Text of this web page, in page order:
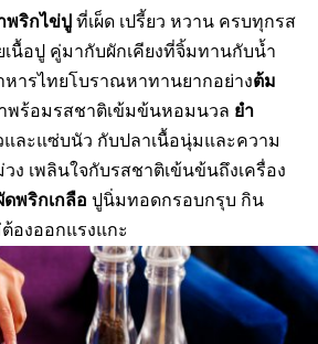
พริกไข่ปูที่เผ็ด เปรี้ยว หวาน ครบทุกรส
เนื้อปู คู่มากับผักเคียงที่จิ้มทานกับน้ำ
ารไทยโบราณหาทานยากอย่างต้ม
พร้อมรสชาติเข้มข้นหอมนวล ยำ
และแซ่บนัว กับปลาเนื้อนุ่มและความ
ง เพลินใจกับรสชาติเข้นข้นถึงเครื่อง
พริกเกลือ ปูนิ่มทอดกรอบกรุบ กิน
องออกแรงแกะ